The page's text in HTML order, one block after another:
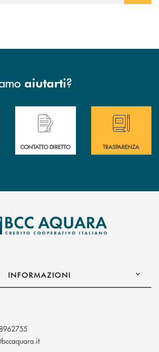
aiutarti?
a teHai bisogno di assistenza immediata ?
CONTATTO DIRETTO
Hai bisogno di
TRASPARENZA
INFORMAZIONI
(si apre l’app di posta elettronica)